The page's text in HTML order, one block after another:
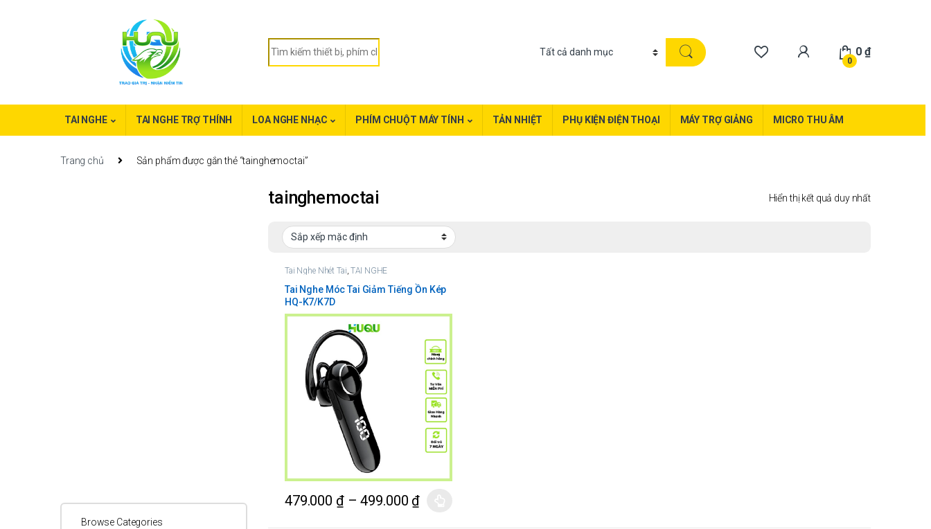
0
0₫
TAI NGHE TAI NGHE TRỢ THÍNH LOA NGHE NHẠC PHÍM CHUỘT MÁY TÍNH TẢN NHIỆT PHỤ KIỆN ĐIỆN THOẠI MÁY TRỢ GIẢNG MICRO THU ÂM
Trang chủ Sản phẩm được gắn thẻ “tainghemoctai”
tainghemoctai Hiển thị kết quả duy nhất
Tai Nghe Nhét Tai,TAI NGHE
Tai Nghe Móc Tai Giảm Tiếng Ồn Kép
HQ-K7/K7D
479.000 ₫ – 499.000 ₫
Browse Categories